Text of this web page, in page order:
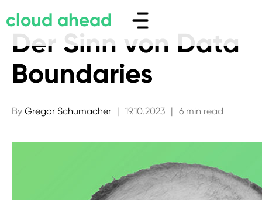
cloud ahead
Der Sinn von Data
Boundaries
By Gregor Schumacher | 19.10.2023 | 6 min read